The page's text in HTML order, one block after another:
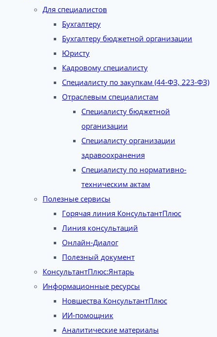
Для специалистов
Бухгалтеру
Бухгалтеру бюджетной организации
Юристу
Кадровому специалисту
Специалисту по закупкам (44-ФЗ, 223-ФЗ)
Отраслевым специалистам
Специалисту бюджетной
организации
Специалисту организации
здравоохранения
Специалисту по нормативно-
техническим актам
Полезные сервисы
Горячая линия КонсультантПлюс
Линия консультаций
Онлайн-Диалог
Полезный документ
КонсультантПлюс:Янтарь
Информационные ресурсы
Новшества КонсультантПлюс
ИИ-помощник
Аналитические материалы